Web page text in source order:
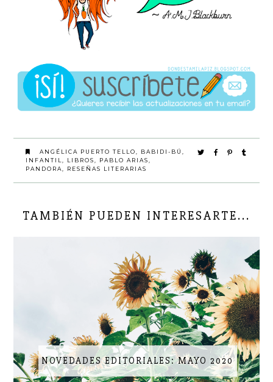
ANGÉLICA PUERTO TELLO, BABIDI-BÚ,
INFANTIL, LIBROS, PABLO ARIAS,
PANDORA, RESEÑAS LITERARIAS
TAMBIÉN PUEDEN INTERESARTE...
NOVEDADES EDITORIALES: MAYO 2020